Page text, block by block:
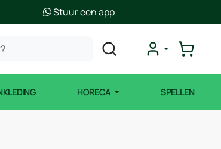
Stuur een app
HORECA SPELLEN